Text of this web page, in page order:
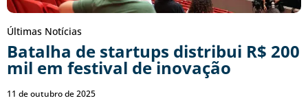
Últimas Notícias
Batalha de startups distribui R$ 200
mil em festival de inovação
11 de outubro de 2025